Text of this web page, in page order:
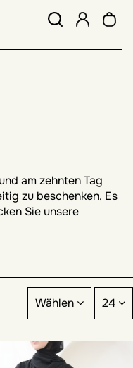
am zehnten Tag
zu beschenken. Es
Sie unsere
die Sie bei der
Wählen 24